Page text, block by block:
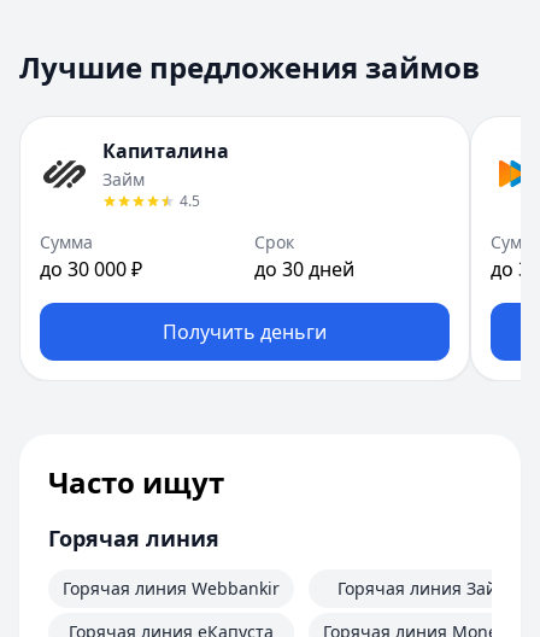
Лучшие предложения займов
Капиталина
Займ
4.5
Сумма
до 30 000 ₽
Срок
до 30 дней
Получить деньги
до
Часто ищут
Горячая линия
Горячая линия Webbankir
Горячая линия еКапуста
Горячая линия Займер
Горячая линия